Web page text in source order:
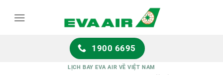
1900 6695
LỊCH BAY EVA AIR VỀ VIỆT NAM